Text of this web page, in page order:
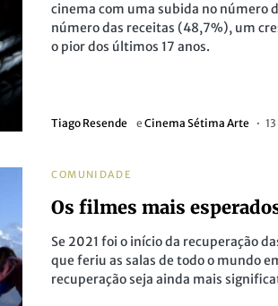
cinema com uma subida no número
número das receitas (48,7%), um
o pior dos últimos 17 anos.
Tiago Resende eCinema Sétima Arte
COMUNIDADE
Os filmes mais
Se 2021 foi o início da recuperação
que feriu as salas de todo o mundo
recuperação seja ainda mais